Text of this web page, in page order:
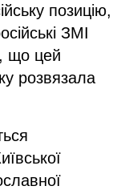
позицію,
ЗМІ
що цей
розвязала